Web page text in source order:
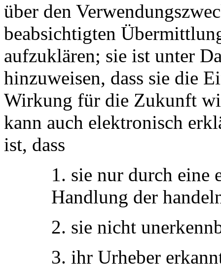
über den
beabsichtigten
aufzuklären; sie ist unter
hinzuweisen, dass sie die
Wirkung für die Zukunft
kann auch elektronisch
ist, dass
1. sie nur durch eine
Handlung der
2. sie nicht
3. ihr Urheber